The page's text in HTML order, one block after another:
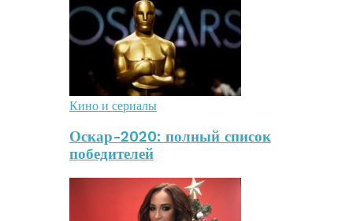
Кино и сериалы
Оскар-2020: полный список
победителей